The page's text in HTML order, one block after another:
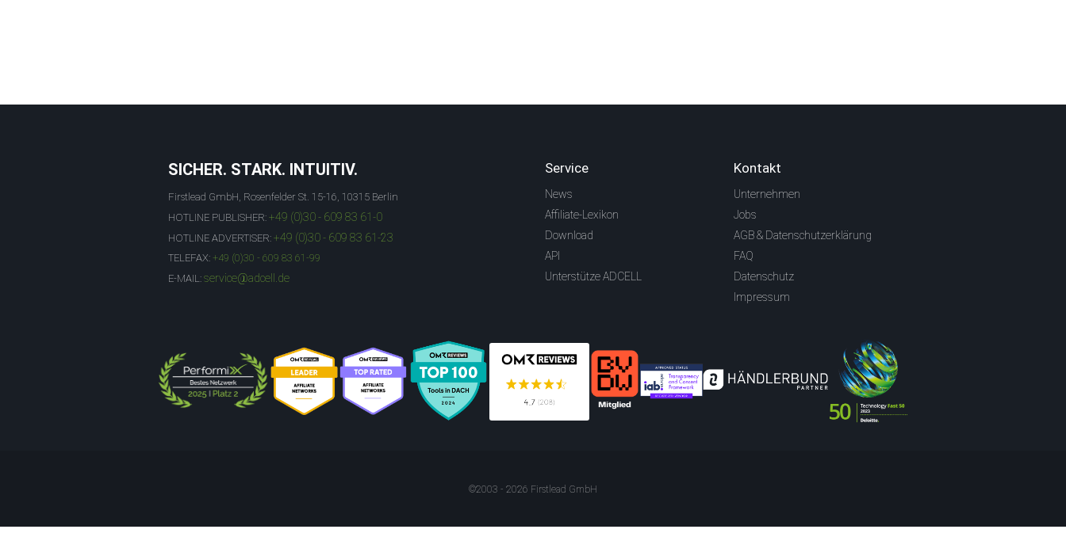
SICHER. STARK. INTUITIV.
Firstlead GmbH, Rosenfelder St. 15-16, 10315 Berlin
HOTLINE PUBLISHER: +49 (0)30 - 609 83 61-0
HOTLINE ADVERTISER: +49 (0)30 - 609 83 61-23
TELEFAX: +49 (0)30 - 609 83 61-99
E-MAIL: service@adcell.de
Service
News
Affiliate-Lexikon
Download
API
Unterstütze ADCELL
Kontakt
Unternehmen
Jobs
AGB & Datenschutzerklärung
FAQ
Datenschutz
Impressum
©2003 - 2026 Firstlead GmbH